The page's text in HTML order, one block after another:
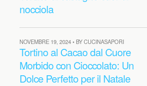
nocciola
NOVEMBRE 19, 2024 • BY CUCINASAPORI
Tortino al Cacao dal Cuore
Morbido con Cioccolato: Un
Dolce Perfetto per il Natale